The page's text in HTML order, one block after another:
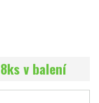
v balení